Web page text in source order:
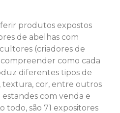
produtos expostos
de abelhas com
(criadores de
como cada
diferentes tipos de
textura, cor, entre outros
com venda e
todo, são 71 expositores